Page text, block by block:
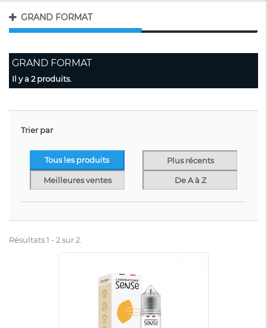
GRAND FORMAT
GRAND FORMAT
Il y a 2 produits.
Trier par
Tous les produits Plus récents
Meilleures ventes De A à Z
Résultats 1 - 2 sur 2.